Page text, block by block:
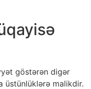
göstərən digər
üstünlüklərə malikdir.